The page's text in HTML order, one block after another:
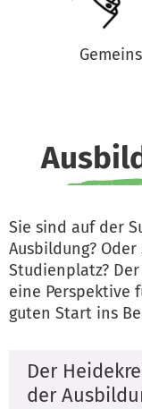
Sie sind auf der
Ausbildung?
Studienplatz?
eine Perspektive
guten Start ins
Der
der